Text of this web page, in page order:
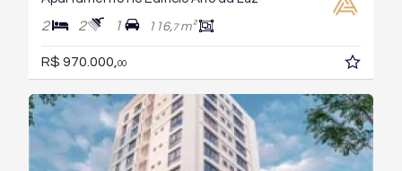
2 2 1 116,7m²
R$ 970.000, 00